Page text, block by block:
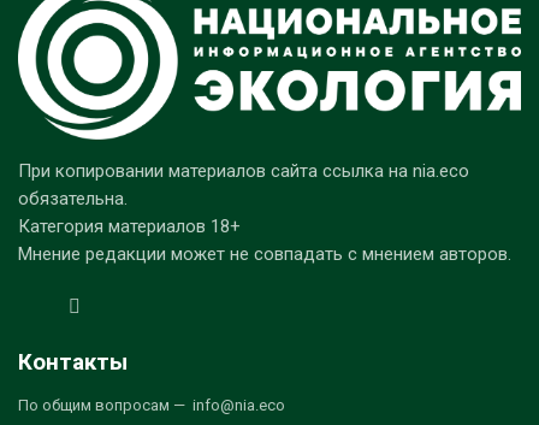
При копировании материалов сайта ссылка на nia.eco
обязательна.
Категория материалов 18+
Мнение редакции может не совпадать с мнением авторов.
Контакты
По общим вопросам — info@nia.eco